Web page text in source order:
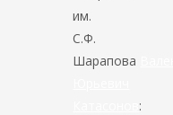
им.
С.Ф.
Шарапова
: